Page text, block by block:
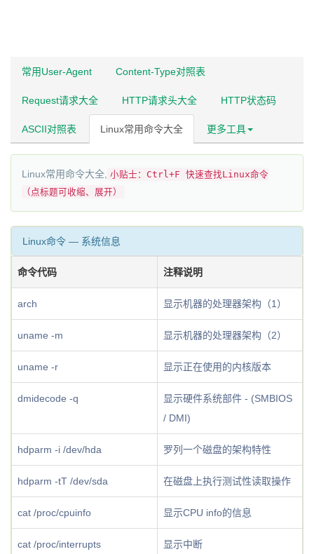
常用User-Agent Content-Type对照表
Request请求大全 HTTP请求头大全 HTTP状态码
ASCII对照表 Linux常用命令大全 更多工具
Linux常用命令大全, 小贴士：Ctrl+F 快速查找Linux命令
（点标题可收缩、展开）
Linux命令 — 系统信息
命令代码 注释说明
arch 显示机器的处理器架构（1）
uname -m 显示机器的处理器架构（2）
uname -r 显示正在使用的内核版本
dmidecode -q
显示硬件系统部件 - (SMBIOS
/ DMI)
hdparm -i /dev/hda 罗列一个磁盘的架构特性
hdparm -tT /dev/sda 在磁盘上执行测试性读取操作
cat /proc/cpuinfo 显示CPU info的信息
cat /proc/interrupts 显示中断